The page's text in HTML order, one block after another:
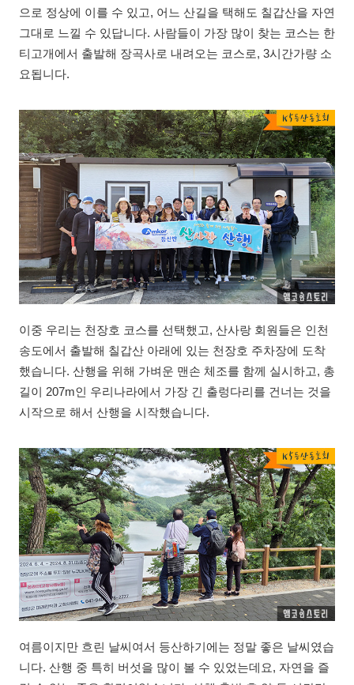
으로 정상에 이를 수 있고, 어느 산길을 택해도 칠갑산을 자연
그대로 느낄 수 있답니다. 사람들이 가장 많이 찾는 코스는 한
티고개에서 출발해 장곡사로 내려오는 코스로, 3시간가량 소
요됩니다.
이중 우리는 천장호 코스를 선택했고, 산사랑 회원들은 인천
송도에서 출발해 칠갑산 아래에 있는 천장호 주차장에 도착
했습니다. 산행을 위해 가벼운 맨손 체조를 함께 실시하고, 총
길이 207m인 우리나라에서 가장 긴 출렁다리를 건너는 것을
시작으로 해서 산행을 시작했습니다.
여름이지만 흐린 날씨여서 등산하기에는 정말 좋은 날씨였습
니다. 산행 중 특히 버섯을 많이 볼 수 있었는데요, 자연을 즐